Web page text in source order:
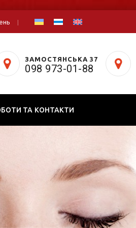
ЗАМОСТЯНСЬКА 37
098 973-01-88
ТА КОНТАКТИ